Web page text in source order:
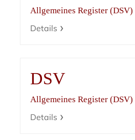
Allgemeines Register (DSV)
Details
DSV
Allgemeines Register (DSV)
Details